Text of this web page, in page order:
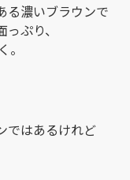
る濃いブラウンで
ぷり、
ではあるけれど